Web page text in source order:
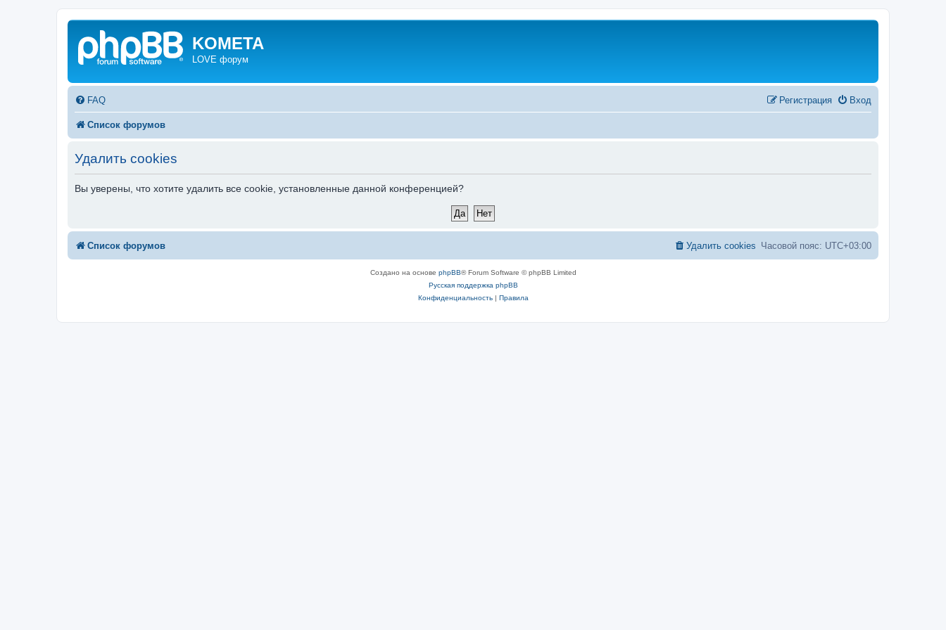
KOMETA
LOVE форум
FAQ Вход
Регистрация
Список форумов
Удалить cookies
Вы уверены, что хотите удалить все cookie, установленные данной конференцией?
Список форумов Часовой пояс: UTC+03:00
Удалить cookies
Создано на основе phpBB® Forum Software © phpBB Limited
Русская поддержка phpBB
Конфиденциальность| Правила